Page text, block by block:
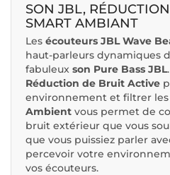
SON JBL,
SMART AMBIANT
Les écouteurs JBL Wave
haut-parleurs dynamiques
fabuleux son Pure Bass JBL
Réduction de Bruit Active
environnement et filtrer les
Ambient vous permet de
bruit extérieur que vous
que vous puissiez parler
percevoir votre
vos écouteurs.